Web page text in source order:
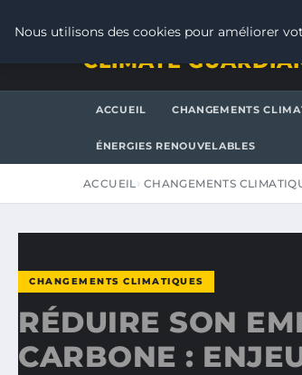
CLIMATE
ACCUEIL CHANGEMENTS
ÉNERGIES RENOUVELABLES
ACCUEIL CHANGEMENTS
CHANGEMENTS CLIMATIQUES
RÉDUIRE SON
CARBONE :
Nous utilisons des cookies pour améliorer